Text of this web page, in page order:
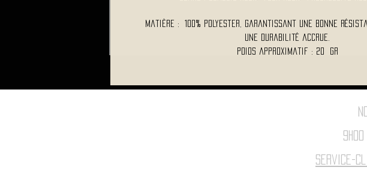
Matière : 100% polyester, garantissant une bonne
une durabilité accrue.
Poids approximatif : 20 Gr
9h00
Service-